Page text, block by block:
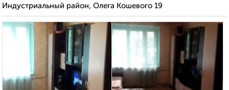
Индустриальный район, Олега Кошевого 19